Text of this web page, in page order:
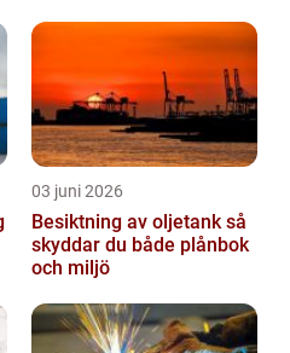
03 juni 2026
Besiktning av oljetank så
skyddar du både plånbok
och miljö